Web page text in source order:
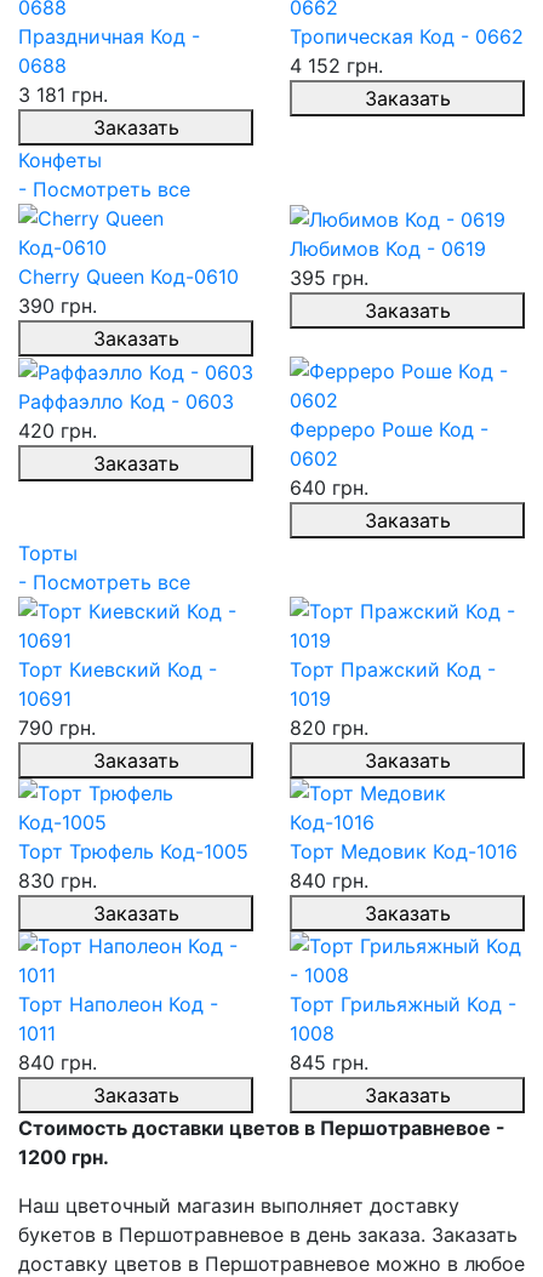
Праздничная Код -
0688
3 181 грн.
Заказать
Тропическая Код - 0662
4 152 грн.
Заказать
Конфеты
- Посмотреть все
Cherry Queen Код-0610
390 грн.
Заказать
Любимов Код - 0619
395 грн.
Заказать
Раффаэлло Код - 0603
420 грн.
Заказать
Ферреро Роше Код -
0602
640 грн.
Заказать
Торты
- Посмотреть все
Торт Киевский Код -
10691
790 грн.
Заказать
Торт Пражский Код -
1019
820 грн.
Заказать
Торт Трюфель Код-1005
830 грн.
Заказать
Торт Медовик Код-1016
840 грн.
Заказать
Торт Наполеон Код -
1011
840 грн.
Заказать
Торт Грильяжный Код -
1008
845 грн.
Заказать
Стоимость доставки цветов в Першотравневое -
1200 грн.
Наш цветочный магазин выполняет доставку
букетов в Першотравневое в день заказа. Заказать
доставку цветов в Першотравневое можно в любое